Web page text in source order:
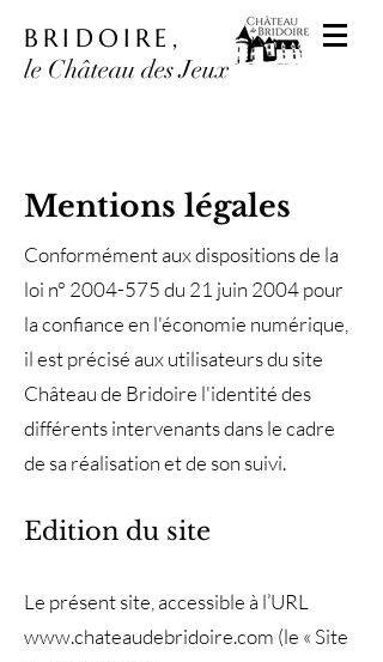
BRIDOIRE,
le Château des Jeux
Mentions légales
Conformément aux dispositions de la
loi n° 2004-575du 21 juin 2004 pour
la confiance en l'économie numérique,
il est précisé aux utilisateurs du site
Château de Bridoire l'identité des
différents intervenants dans le cadre
de sa réalisation et de son suivi.
Edition du site
Le présent site, accessible à l’URL
www.chateaudebridoire.com (le « Site